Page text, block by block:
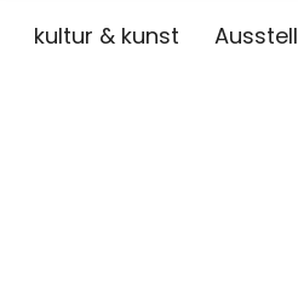
kultur & kunst